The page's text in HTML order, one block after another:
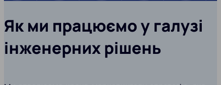
Як ми працюємо у галузі
інженерних рішень